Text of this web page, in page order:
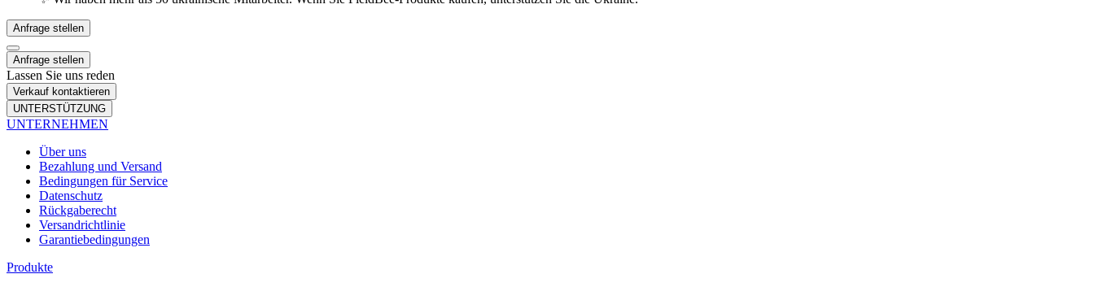
Anfrage stellen
Anfrage stellen
Lassen Sie uns reden
Verkauf kontaktieren
UNTERSTÜTZUNG
UNTERNEHMEN
Über uns
Bezahlung und Versand
Bedingungen für Service
Datenschutz
Rückgaberecht
Versandrichtlinie
Garantiebedingungen
Produkte